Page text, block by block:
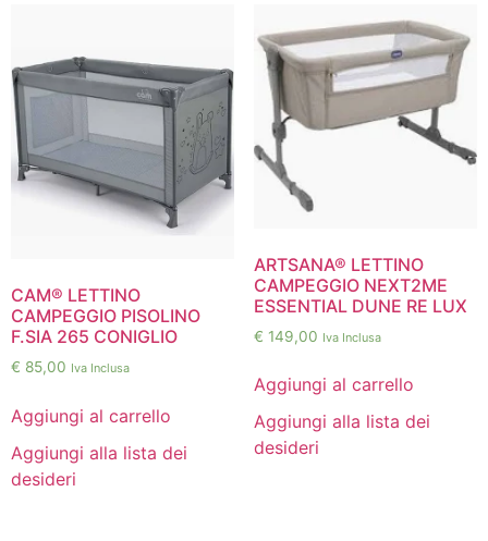
CAM® LETTINO
CAMPEGGIO PISOLINO
F.SIA 265 CONIGLIO
€ 85,00 Iva Inclusa
Aggiungi al carrello
Aggiungi alla lista dei
desideri
ARTSANA® LETTINO
CAMPEGGIO NEXT2ME
ESSENTIAL DUNE RE LUX
€ 149,00 Iva Inclusa
Aggiungi al carrello
Aggiungi alla lista dei
desideri